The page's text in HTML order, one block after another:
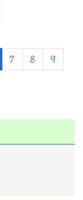
目前頁次)
7 8 9